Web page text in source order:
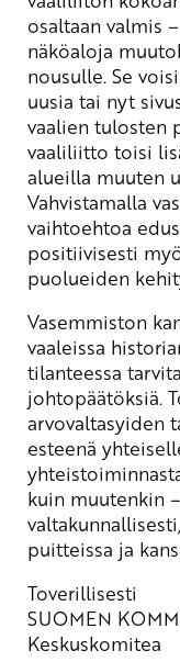
osaltaan valmis
näköaloja
nousulle. Se
uusia tai nyt
vaalien tulosten
vaaliliitto toisi
alueilla muuten
Vahvistamalla
vaihtoehtoa
positiivisesti
puolueiden
Vasemmiston
vaaleissa
tilanteessa
johtopäätöksiä.
arvovaltasyiden
esteenä
kuin muutenkin
puitteissa ja
Toverillisesti
SUOMEN
Keskuskomitea